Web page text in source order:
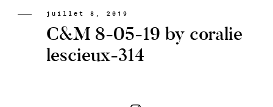
Portfolio
A PROPOS CORALIE
juillet 8, 2019
C&M 8-05-19 by coralie
lescieux-314